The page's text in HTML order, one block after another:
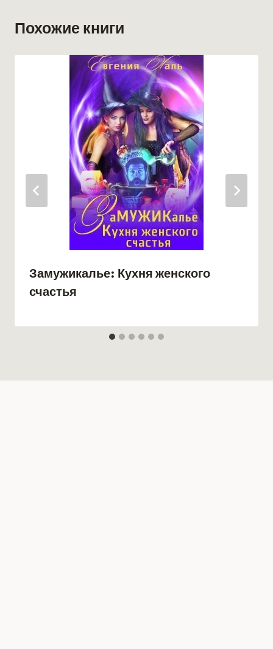
Похожие книги
Замужикалье: Кухня женского
счастья